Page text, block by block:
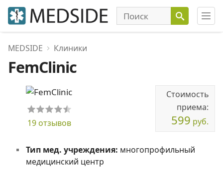
MEDSIDE Клиники
FemClinic
Стоимость
приема:
599 руб.
19 отзывов
Тип мед. учреждения: многопрофильный
медицинский центр